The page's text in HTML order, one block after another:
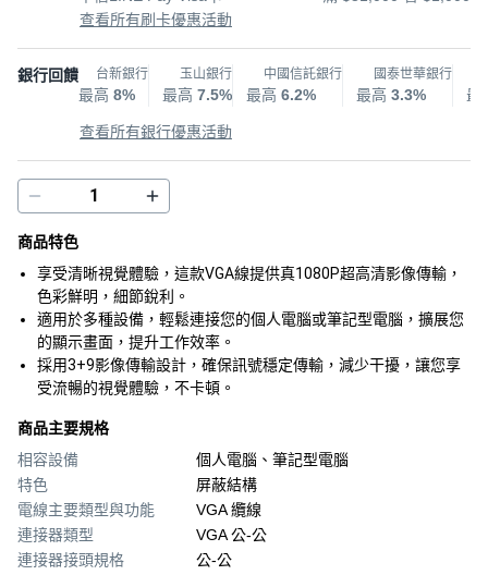
查看所有刷卡優惠活動
銀行回饋 台新銀行
最高 8%
玉山銀行
最高 7.5%
中國信託銀行
最高 6.2%
國泰世華銀行
最高 3.3% 最
查看所有銀行優惠活動
商品特色
享受清晰視覺體驗，這款VGA線提供真1080P超高清影像傳輸，
色彩鮮明，細節銳利。
適用於多種設備，輕鬆連接您的個人電腦或筆記型電腦，擴展您
的顯示畫面，提升工作效率。
採用3+9影像傳輸設計，確保訊號穩定傳輸，減少干擾，讓您享
受流暢的視覺體驗，不卡頓。
商品主要規格
相容設備
個人電腦、筆記型電腦
特色
屏蔽結構
電線主要類型與功能
VGA 纜線
連接器類型
VGA 公-公
連接器接頭規格
公-公